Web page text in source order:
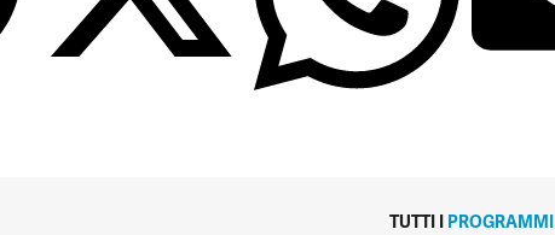
TUTTI I PROGRAMMI